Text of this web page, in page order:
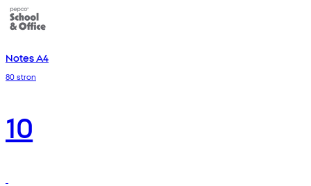
Notes A4
80 stron
10